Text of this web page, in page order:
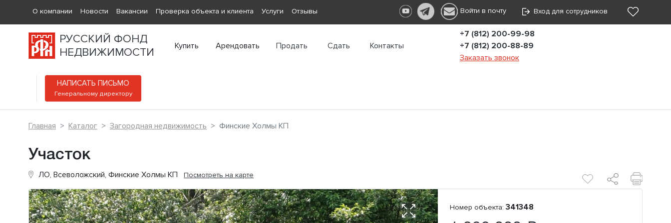
О компании Новости Вакансии Проверка объекта и клиента Услуги Отзывы Войти в почту Вход для сотрудников
РУССКИЙ ФОНД
НЕДВИЖИМОСТИ
Купить Арендовать Продать Сдать Контакты
+7 (812) 200-99-98
+7 (812) 200-88-89
Заказать звонок
НАПИСАТЬ ПИСЬМО
Генеральному директору
Главная Каталог Загородная недвижимость Финские Холмы КП
Участок
ЛО, Всеволожский, Финские Холмы КП Посмотреть на карте
Номер объекта: 341348